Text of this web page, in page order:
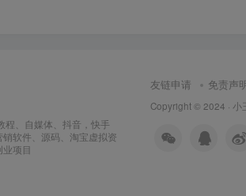
程、自媒体、抖音，快手
软件、源码、淘宝虚拟资
项目
友链申请 免责声
Copyright © 2024 · 小